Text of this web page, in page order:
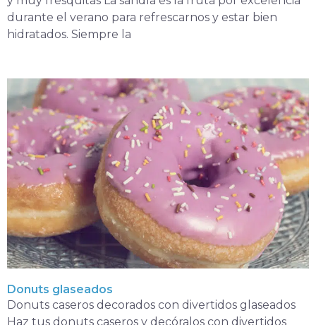
durante el verano para refrescarnos y estar bien
hidratados. Siempre la
Donuts glaseados
Donuts caseros decorados con divertidos glaseados
Haz tus donuts caseros y decóralos con divertidos